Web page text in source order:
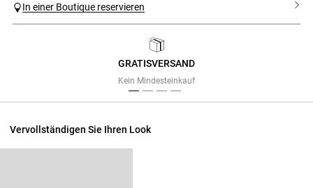
In einer Boutique reservieren
GRATISVERSAND
Kein Mindesteinkauf
Vervollständigen Sie Ihren Look